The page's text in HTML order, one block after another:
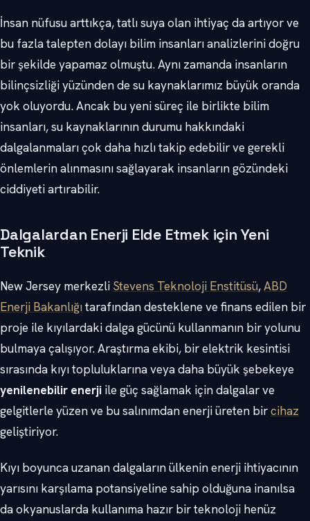
İnsan nüfusu arttıkça, tatlı suya olan ihtiyaç da artıyor ve
bu fazla talepten dolayı bilim insanları analizlerini doğru
bir şekilde yapamaz olmuştu. Aynı zamanda insanların
bilinçsizliği yüzünden de su kaynaklarımız büyük oranda
yok oluyordu. Ancak bu yeni süreç ile birlikte bilim
insanları, su kaynaklarının durumu hakkındaki
dalgalanmaları çok daha hızlı takip edebilir ve gerekli
önlemlerin alınmasını sağlayarak insanların gözündeki
ciddiyeti artırabilir.
Dalgalardan Enerji Elde Etmek için Yeni
Teknik
New Jersey merkezli Stevens Teknoloji Enstitüsü,ABD
Enerji Bakanlığıtarafından desteklene ve finans edilen bir
proje ile kıyılardaki dalga gücünü kullanmanın bir yolunu
bulmaya çalışıyor. Araştırma ekibi, bir elektrik kesintisi
sırasında kıyı topluluklarına veya daha büyük şebekeye
yenilenebilir enerji ile güç sağlamak için dalgalar ve
gelgitlerle yüzen ve bu salınımdan enerji üreten bircihaz
geliştiriyor.
Kıyı boyunca uzanan dalgaların ülkenin enerji ihtiyacının
yarısını karşılama potansiyeline sahip olduğuna inanılsa
da okyanuslarda kullanıma hazır bir teknoloji henüz